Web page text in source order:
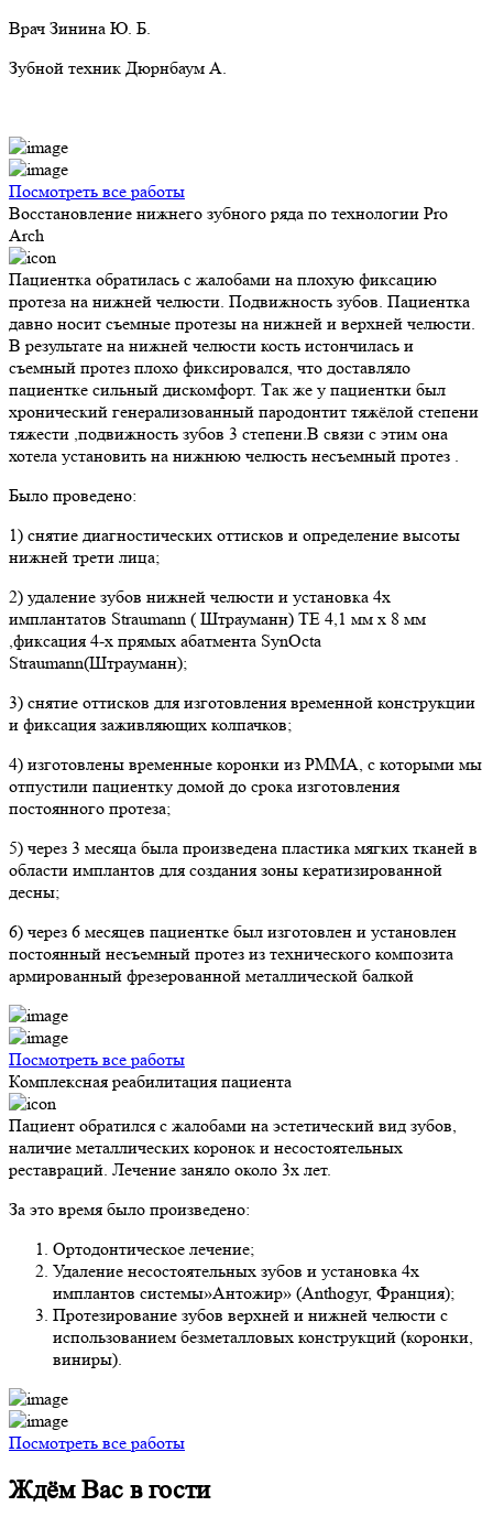
Врач Зинина Ю. Б.
Зубной техник Дюрнбаум А.
Посмотреть все работы
Восстановление нижнего зубного ряда по технологии Pro
Arch
Пациентка обратилась с жалобами на плохую фиксацию
протеза на нижней челюсти. Подвижность зубов. Пациентка
давно носит съемные протезы на нижней и верхней челюсти.
В результате на нижней челюсти кость истончилась и
съемный протез плохо фиксировался, что доставляло
пациентке сильный дискомфорт. Так же у пациентки был
хронический генерализованный пародонтит тяжёлой степени
тяжести ,подвижность зубов 3 степени.В связи с этим она
хотела установить на нижнюю челюсть несъемный протез .
Было проведено:
1) снятие диагностических оттисков и определение высоты
нижней трети лица;
2) удаление зубов нижней челюсти и установка 4х
имплантатов Straumann ( Штрауманн) TE 4,1 мм х 8 мм
,фиксация 4-х прямых абатмента SynOcta
Straumann(Штрауманн);
3) снятие оттисков для изготовления временной конструкции
и фиксация заживляющих колпачков;
4) изготовлены временные коронки из PMMA, с которыми мы
отпустили пациентку домой до срока изготовления
постоянного протеза;
5) через 3 месяца была произведена пластика мягких тканей в
области имплантов для создания зоны кератизированной
десны;
6) через 6 месяцев пациентке был изготовлен и установлен
постоянный несъемный протез из технического композита
армированный фрезерованной металлической балкой
Посмотреть все работы
Комплексная реабилитация пациента
Пациент обратился с жалобами на эстетический вид зубов,
наличие металлических коронок и несостоятельных
реставраций. Лечение заняло около 3х лет.
За это время было произведено:
Ортодонтическое лечение;
Удаление несостоятельных зубов и установка 4х
имплантов системы»Антожир» (Anthogyr, Франция);
Протезирование зубов верхней и нижней челюсти с
использованием безметалловых конструкций (коронки,
виниры).
Посмотреть все работы
Ждём Вас в гости